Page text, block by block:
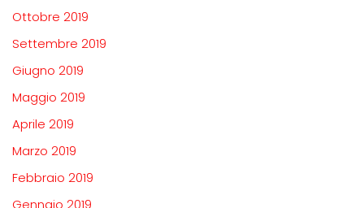
Ottobre 2019
Settembre 2019
Giugno 2019
Maggio 2019
Aprile 2019
Marzo 2019
Febbraio 2019
Gennaio 2019